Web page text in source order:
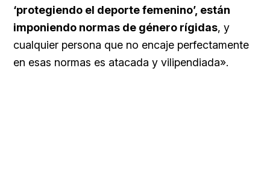
‘protegiendo el deporte femenino’, están
imponiendo normas de género rígidas, y
cualquier persona que no encaje perfectamente
en esas normas es atacada y vilipendiada».